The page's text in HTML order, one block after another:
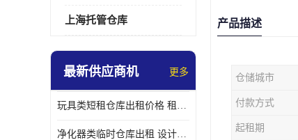
上海托管仓库
最新供应商机 更多
玩具类短租仓库出租价格 租期灵活 智能电商配套
净化器类临时仓库出租 设计简单 电商仓储物流战略合作
产品描述
仓储城市
付款方式
起租期